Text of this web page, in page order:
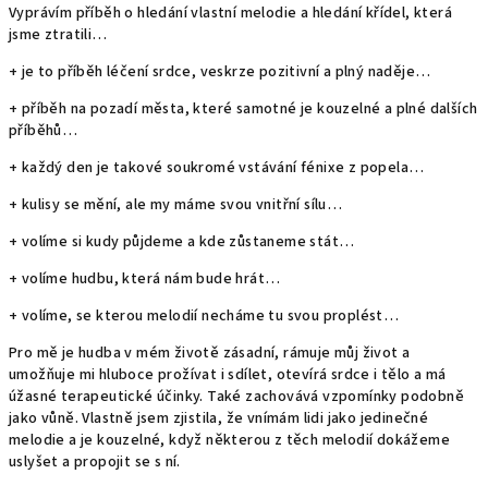
Vyprávím příběh o hledání vlastní melodie a hledání křídel, která
jsme ztratili…
+ je to příběh léčení srdce, veskrze pozitivní a plný naděje…
+ příběh na pozadí města, které samotné je kouzelné a plné dalších
příběhů…
+ každý den je takové soukromé vstávání fénixe z popela…
+ kulisy se mění, ale my máme svou vnitřní sílu…
+ volíme si kudy půjdeme a kde zůstaneme stát…
+ volíme hudbu, která nám bude hrát…
+ volíme, se kterou melodií necháme tu svou proplést…
Pro mě je hudba v mém životě zásadní, rámuje můj život a
umožňuje mi hluboce prožívat i sdílet, otevírá srdce i tělo a má
úžasné terapeutické účinky. Také zachovává vzpomínky podobně
jako vůně. Vlastně jsem zjistila, že vnímám lidi jako jedinečné
melodie a je kouzelné, když některou z těch melodií dokážeme
uslyšet a propojit se s ní.